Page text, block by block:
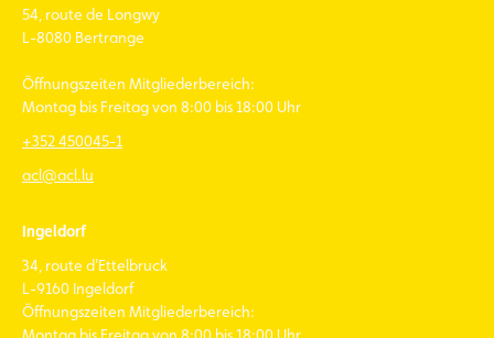
54, route de Longwy
L-8080 Bertrange
Öffnungszeiten Mitgliederbereich:
Montag bis Freitag von 8:00 bis 18:00 Uhr
+352 450045-1
acl@acl.lu
Ingeldorf
34, route d'Ettelbruck
L-9160 Ingeldorf
Öffnungszeiten Mitgliederbereich: